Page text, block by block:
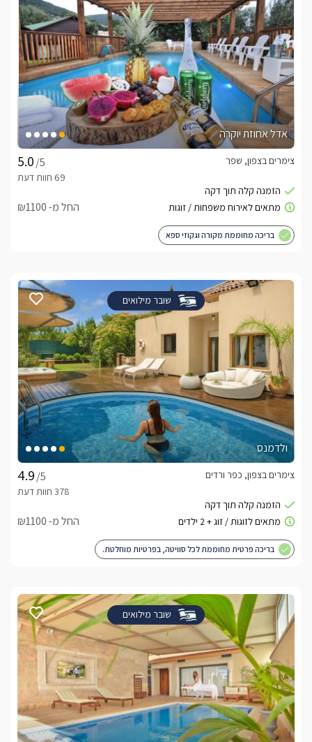
אדל אחוזת יוקרה
/5
צימרים בצפון, שפר
החל מ- ₪1100
בריכה מחוממת מקורה וגקוזי ספא
שובר מילואים
ולדמנס
/5
צימרים בצפון, כפר ורדים
החל מ- ₪1100
בריכה פרטית מחוממת לכל סוויטה, בפרטיות מוחלטת.
שובר מילואים